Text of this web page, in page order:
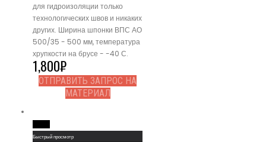
для гидроизоляции только
технологических швов и никаких
других. Ширина шпонки ВПС АО
500/35 - 500 мм, температура
хрупкости на брусе - -40 С.
1,800₽
ОТПРАВИТЬ ЗАПРОС НА
МАТЕРИАЛ
Быстрый просмотр